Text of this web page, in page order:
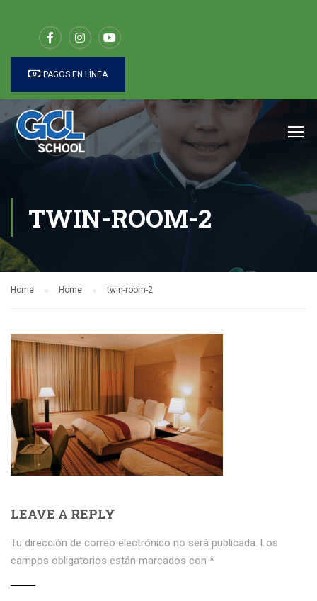
PAGOS EN LÍNEA
TWIN-ROOM-2
Home Home twin-room-2
LEAVE A REPLY
Tu dirección de correo electrónico no será publicada. Los
campos obligatorios están marcados con *